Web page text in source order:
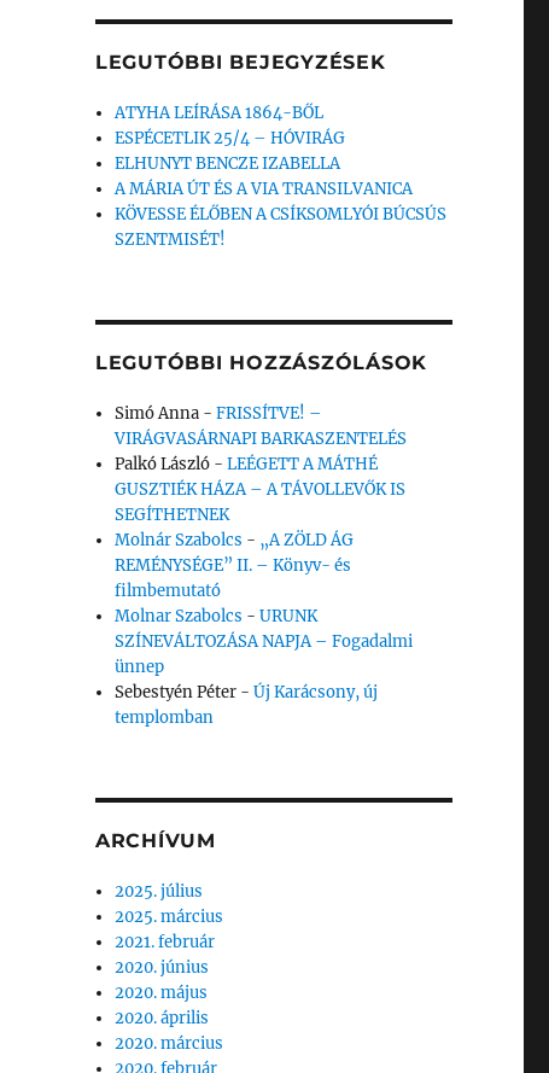
LEGUTÓBBI BEJEGYZÉSEK
ATYHA LEÍRÁSA 1864-BŐL
ESPÉCETLIK 25/4 – HÓVIRÁG
ELHUNYT BENCZE IZABELLA
A MÁRIA ÚT ÉS A VIA TRANSILVANICA
KÖVESSE ÉLŐBEN A CSÍKSOMLYÓI BÚCSÚS
SZENTMISÉT!
LEGUTÓBBI HOZZÁSZÓLÁSOK
Simó Anna -FRISSÍTVE! –
VIRÁGVASÁRNAPI BARKASZENTELÉS
Palkó László -LEÉGETT A MÁTHÉ
GUSZTIÉK HÁZA – A TÁVOLLEVŐK IS
SEGÍTHETNEK
Molnár Szabolcs - „A ZÖLD ÁG
REMÉNYSÉGE” II. – Könyv- és
filmbemutató
Molnar Szabolcs -URUNK
SZÍNEVÁLTOZÁSA NAPJA – Fogadalmi
ünnep
Sebestyén Péter -Új Karácsony, új
templomban
ARCHÍVUM
2025. július
2025. március
2021. február
2020. június
2020. május
2020. április
2020. március
2020. február